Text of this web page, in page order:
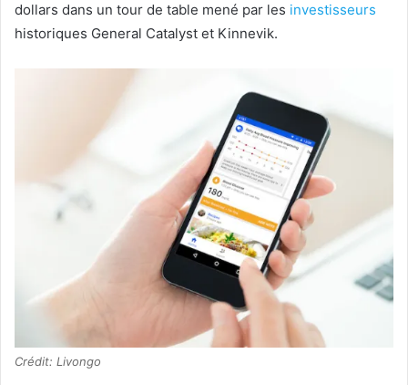
dollars dans un tour de table mené par les investisseurs
historiques General Catalyst et Kinnevik.
Crédit: Livongo